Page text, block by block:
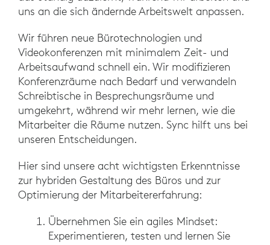
uns an die sich ändernde Arbeitswelt anpassen.
Wir führen neue Bürotechnologien und
Videokonferenzen mit minimalem Zeit- und
Arbeitsaufwand schnell ein. Wir modifizieren
Konferenzräume nach Bedarf und verwandeln
Schreibtische in Besprechungsräume und
umgekehrt, während wir mehr lernen, wie die
Mitarbeiter die Räume nutzen. Sync hilft uns bei
unseren Entscheidungen.
Hier sind unsere acht wichtigsten Erkenntnisse
zur hybriden Gestaltung des Büros und zur
Optimierung der Mitarbeitererfahrung:
Übernehmen Sie ein agiles Mindset:
Experimentieren, testen und lernen Sie